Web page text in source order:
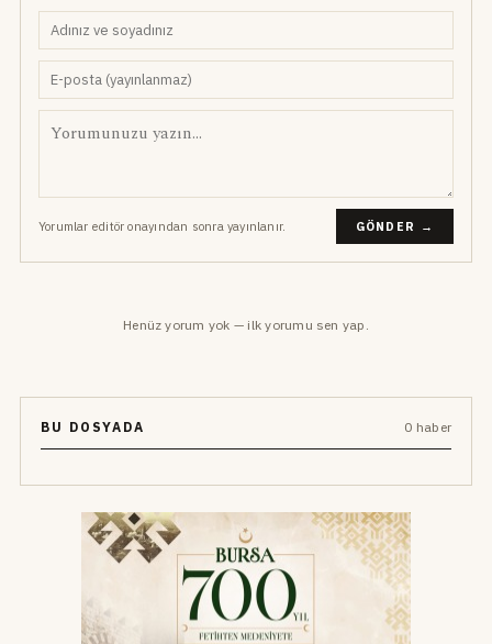
Yorumlar editör onayından sonra yayınlanır. GÖNDER →
Henüz yorum yok — ilk yorumu sen yap.
BU DOSYADA 0 haber